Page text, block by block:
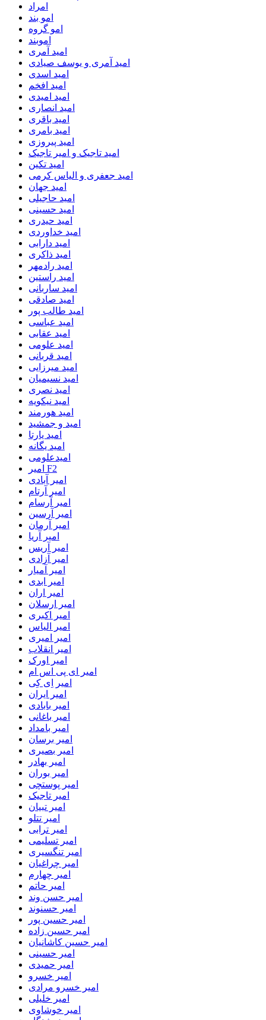
امراد
امو بند
امو گروه
اموبند
امید آمری
امید آمری و یوسف صیادی
امید اسدی
امید افخم
امید امیدی
امید انصاری
امید باقری
امید بامری
امید پیروزی
امید تاجیک و امیر تاجیک
امید تکین
امید جعفری و الیاس کرمی
امید جهان
امید حاجیلی
امید حسینی
امید حیدری
امید خداوردی
امید دارابی
امید ذاکری
امید رادمهر
امید راستین
امید ساربانی
امید صادقی
امید طالب پور
امید عباسی
امید عقابی
امید علومی
امید قربانی
امید میرزایی
امید نسیمیان
امید نصری
امید نیکویه
امید هورمند
امید و جمشید
امید یارتا
امید یگانه
امیدعلومی
امیر F2
امیر آبادی
امیر آرتام
امیر آرسام
امیر آرسین
امیر آرمان
امیر آریا
امیر آریس
امیر آزادی
امیر آمیار
امیر ابدی
امیر اران
امیر ارسلان
امیر اکبری
امیر الیاس
امیر امیری
امیر انقلاب
امیر اورک
امیر ای پی اس ام
امیر اِی کِی
امیر ایران
امیر بابادی
امیر باغانی
امیر بامداد
امیر برسان
امیر بصیری
امیر بهادر
امیر بوران
امیر پوستچی
امیر تاجیک
امیر تبیان
امیر تتلو
امیر ترابی
امیر تسلیمی
امیر تنگسیری
امیر چراغیان
امیر چهارم
امیر حاتم
امیر حسن وند
امیر حسنوند
امیر حسین پور
امیر حسین زاده
امیر حسین کاشانیان
امیر حسینی
امیر حمیدی
امیر خسرو
امیر خسرو مرادی
امیر خلیلی
امیر خوشاوی